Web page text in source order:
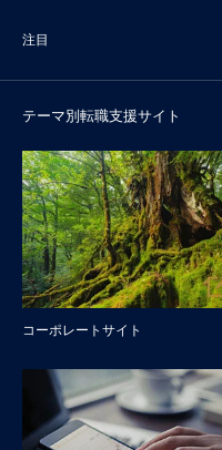
注目
テーマ別転職支援サイト
コーポレートサイト